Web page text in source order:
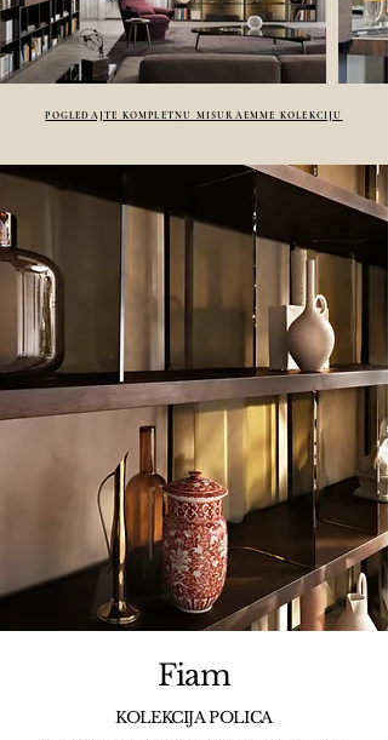
POGLEDAJTE KOMPLETNU MISURAEMME KOLEKCIJU
Fiam
KOLEKCIJA POLICA